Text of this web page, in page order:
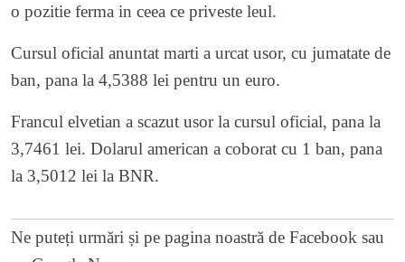
o pozitie ferma in ceea ce priveste leul.
Cursul oficial anuntat marti a urcat usor, cu jumatate de
ban, pana la 4,5388 lei pentru un euro.
Francul elvetian a scazut usor la cursul oficial, pana la
3,7461 lei. Dolarul american a coborat cu 1 ban, pana
la 3,5012 lei la BNR.
Ne puteți urmări și pe pagina noastră de Facebook sau